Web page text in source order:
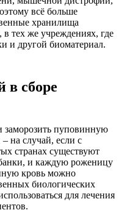
всё больше
хранилища
тех же учреждениях, где
и другой биоматериал.
в сборе
заморозить пуповинную
на случай, если с
странах существуют
и каждую роженицу
кровь можно
биологических
для лечения